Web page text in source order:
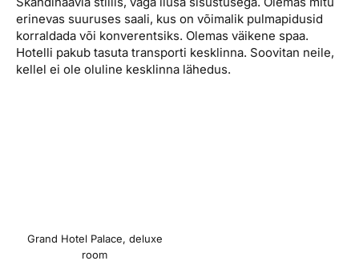
erinevas suuruses saali, kus on võimalik pulmapidusid
korraldada või konverentsiks. Olemas väikene spaa.
Hotelli pakub tasuta transporti kesklinna. Soovitan neile,
kellel ei ole oluline kesklinna lähedus.
Grand Hotel Palace, deluxe
room